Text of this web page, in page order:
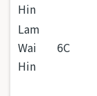
Hin
Lam
Wai
Hin
6C